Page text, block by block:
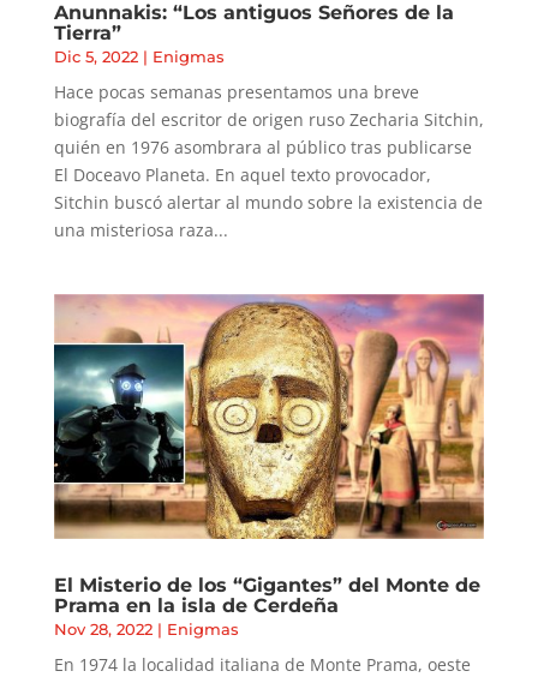
Anunnakis: “Los antiguos Señores de la
Tierra”
Dic 5, 2022| Enigmas
Hace pocas semanas presentamos una breve
biografía del escritor de origen ruso Zecharia Sitchin,
quién en 1976 asombrara al público tras publicarse
El Doceavo Planeta. En aquel texto provocador,
Sitchin buscó alertar al mundo sobre la existencia de
una misteriosa raza...
El Misterio de los “Gigantes” del Monte de
Prama en la isla de Cerdeña
Nov 28, 2022| Enigmas
En 1974 la localidad italiana de Monte Prama, oeste